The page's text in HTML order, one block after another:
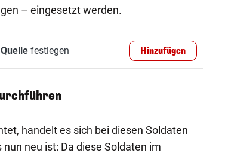
– eingesetzt werden.
festlegen Hinzufügen
handelt es sich bei diesen Soldaten
neu ist: Da diese Soldaten im